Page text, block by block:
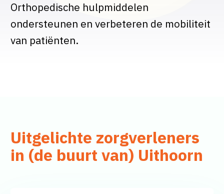
Orthopedische hulpmiddelen
ondersteunen en verbeteren de mobiliteit
van patiënten.
Uitgelichte zorgverleners
in (de buurt van) Uithoorn